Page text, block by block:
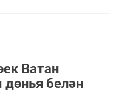
Ватан
белән